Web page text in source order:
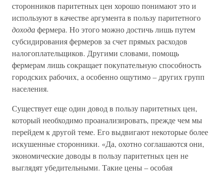
сторонников паритетных цен хорошо понимают это и
используют в качестве аргумента в пользу паритетного
доходафермера. Но этого можно достичь лишь путем
субсидирования фермеров за счет прямых расходов
налогоплательщиков. Другими словами, помощь
фермерам лишь сокращает покупательную способность
городских рабочих, а особенно ощутимо – других групп
населения.
Существует еще один довод в пользу паритетных цен,
который необходимо проанализировать, прежде чем мы
перейдем к другой теме. Его выдвигают некоторые более
искушенные сторонники. «Да, охотно соглашаются они,
экономические доводы в пользу паритетных цен не
выглядят убедительными. Такие цены – особая